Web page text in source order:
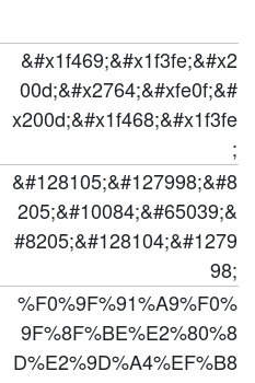
&#x1f469;&#x1f3fe;&#x2
00d;&#x2764;&#xfe0f;&#
x200d;&#x1f468;&#x1f3fe
;
&#128105;&#127998;&#8
205;&#10084;&#65039;&
#8205;&#128104;&#1279
98;
%F0%9F%91%A9%F0%
9F%8F%BE%E2%80%8
D%E2%9D%A4%EF%B8